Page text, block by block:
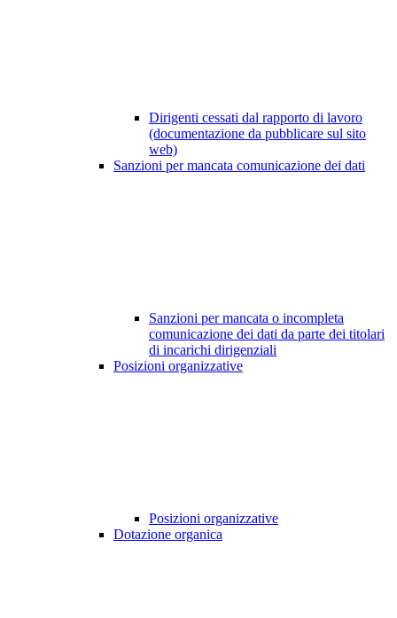
Dirigenti cessati dal rapporto di lavoro
(documentazione da pubblicare sul sito
web)
Sanzioni per mancata comunicazione dei dati
Sanzioni per mancata o incompleta
comunicazione dei dati da parte dei titolari
di incarichi dirigenziali
Posizioni organizzative
Posizioni organizzative
Dotazione organica